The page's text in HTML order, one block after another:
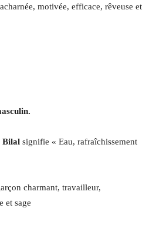
motivée, efficace, rêveuse et
Bilal signifie « Eau, rafraîchissement
charmant, travailleur,
et sage